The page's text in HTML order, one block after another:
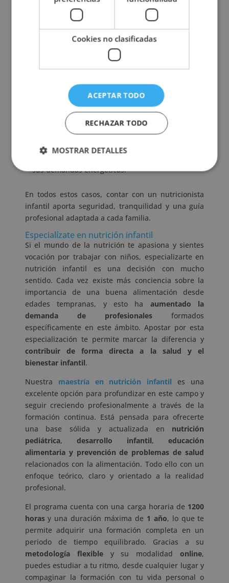
alimentos como frutas, verduras o proteínas.
Ante alergias o intolerancias alimentarias
garantizar una dieta equilibrada sin carencias
Cuando aparecen problemas digestivos
abdominal o diarreas recurrentes.
En etapas clave del desarrollo
, como el inicio de
la alimentación complementaria, la etapa escolar
o la adolescencia.
intensa, y necesita una alimentación que cubra
sus demandas energéticas.
En todos estos casos, contar con un nutricionista
infantil aporta seguridad, tranquilidad y una guía
profesional adaptada a cada familia.
Especialízate en nutrición infantil
Si el mundo de la nutrición te apasiona y sientes
vocación por trabajar con niños, especializarte en
nutrición infantil es una decisión con mucho
sentido. Cada vez existe más conciencia sobre la
importancia de una buena alimentación desde
edades tempranas, y esto ha aumentado la
demanda de profesionales formados
específicamente en este ámbito. Apostar por esta
especialización te permite marcar la diferencia y
contribuir de forma directa a la salud y el
bienestar infantil.
Nuestra maestría en nutrición infantil es una
excelente opción para profundizar en este campo y
seguir creciendo profesionalmente a través de la
formación continua. Está pensada para ofrecerte
una base sólida y actualizada en nutrición
pediátrica, desarrollo infantil,educación
alimentaria y prevención de problemas de salud
relacionados con la alimentación. Todo ello con un
enfoque teórico, claro y orientado a la realidad
profesional.
El programa cuenta con una carga horaria de 1200
horasy una duración máxima de 1 año, lo que te
permite adquirir una formación completa en un
periodo de tiempo equilibrado. Gracias a su
metodología flexibley su modalidadonline,
puedes estudiar a tu ritmo, desde cualquier lugar y
compaginar la formación con tu vida personal o
Cookies no clasificadas
ACEPTAR TODO
RECHAZAR TODO
MOSTRAR DETALLES